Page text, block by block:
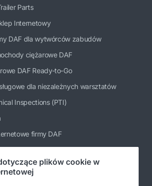
Parts
Internetowy
DAF dla wytwórców zabudów
ciężarowe DAF
DAF Ready-to-Go
dla niezależnych warsztatów
Inspections (PTI)
firmy DAF
plików cookie w